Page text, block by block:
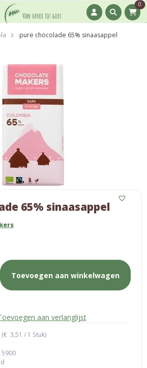
0
pure chocolade 65% sinaasappel
65% sinaasappel
Toevoegen aan winkelwagen
aan verlanglijst
€ 3,51 / 1 Stuk)